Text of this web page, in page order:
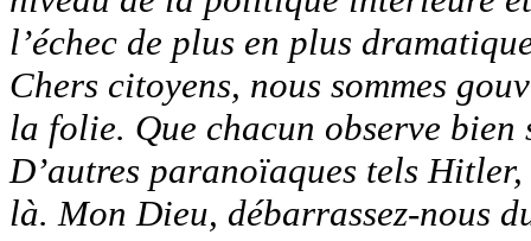
l’échec de plus en plus
Chers citoyens, nous sommes
la folie. Que chacun observe bien
D’autres paranoïaques tels
là. Mon Dieu, débarrassez-nous